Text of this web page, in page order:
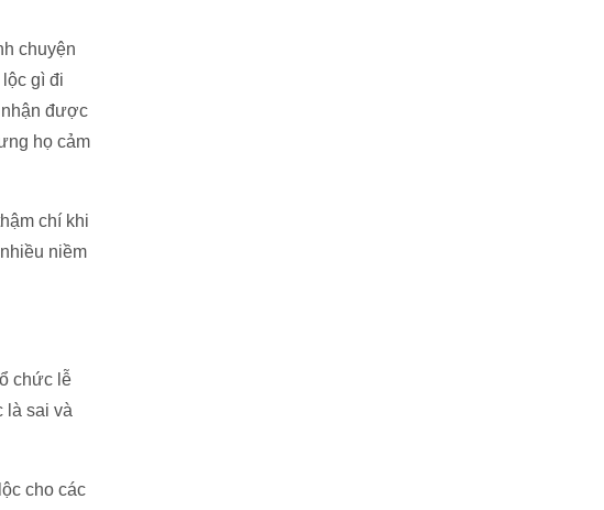
chuyện
gì đi
được
họ cảm
chí khi
niềm
chức lễ
là sai và
cho các